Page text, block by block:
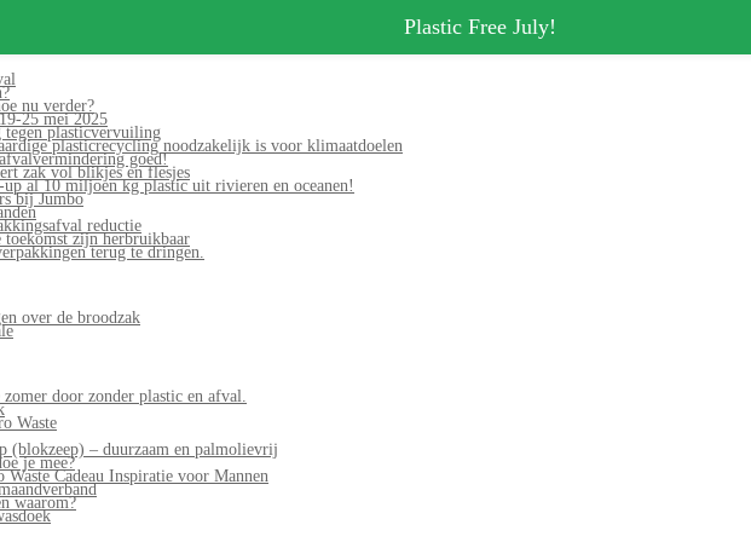
nu verder?
25 mei 2025
tegen plasticvervuiling
plasticrecycling noodzakelijk is voor klimaatdoelen
goed!
zak vol blikjes en flesjes
up al 10 miljoen kg plastic uit rivieren en oceanen!
bij Jumbo
reductie
toekomst zijn herbruikbaar
terug te dringen.
over de broodzak
door zonder plastic en afval.
Waste
(blokzeep) – duurzaam en palmolievrij
je mee?
Waste Cadeau Inspiratie voor Mannen
waarom?
Plastic Free July!